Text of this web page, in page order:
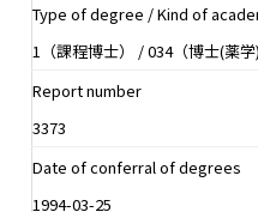
Type of degree / Kind of
1（課程博士） / 034（博士(薬学)
Report number
3373
Date of conferral of degrees
1994-03-25